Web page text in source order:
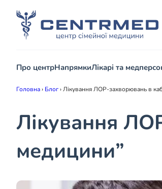
Про центрНапрямкиЛікарі та
Головна› Блог›Лікування ЛОР-захворювань в
Лікування
медицини”